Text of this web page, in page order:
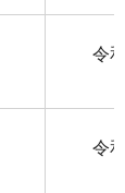
令
令